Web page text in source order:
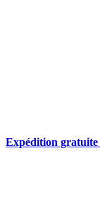
Expédition gratuite